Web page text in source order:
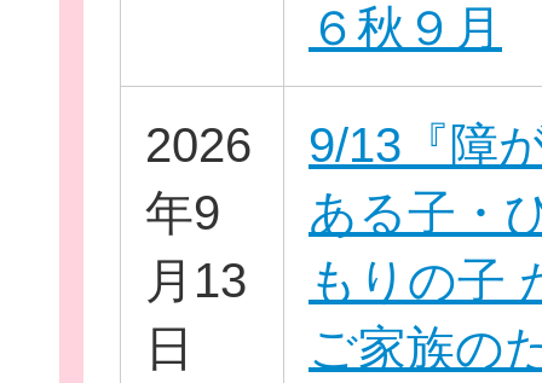
このサイトについて
サイトマップ
６秋９月
2026
年9
月13
日
9/13『障
ある子・
もりの子
ご家族の